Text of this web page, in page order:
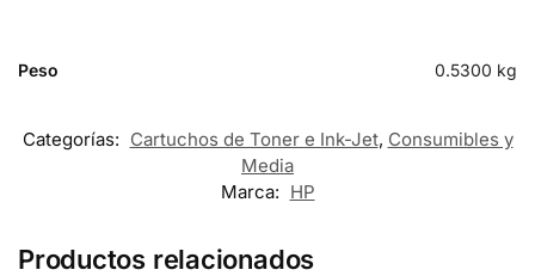
Peso 0.5300 kg
Categorías: Cartuchos de Toner e Ink-Jet, Consumibles y
Media
Marca: HP
Productos relacionados